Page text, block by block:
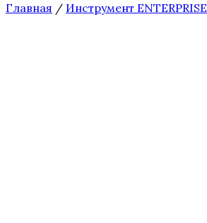
Главная / Инструмент ENTERPRISE